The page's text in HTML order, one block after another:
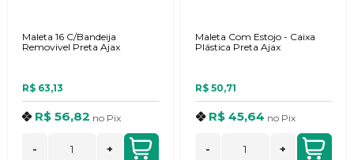
Maleta 16 C/Bandeija
Removivel Preta Ajax
R$ 63,13
R$ 56,82 no Pix
- +
Maleta Com Estojo - Caixa
Plástica Preta Ajax
R$ 50,71
R$ 45,64 no Pix
- +